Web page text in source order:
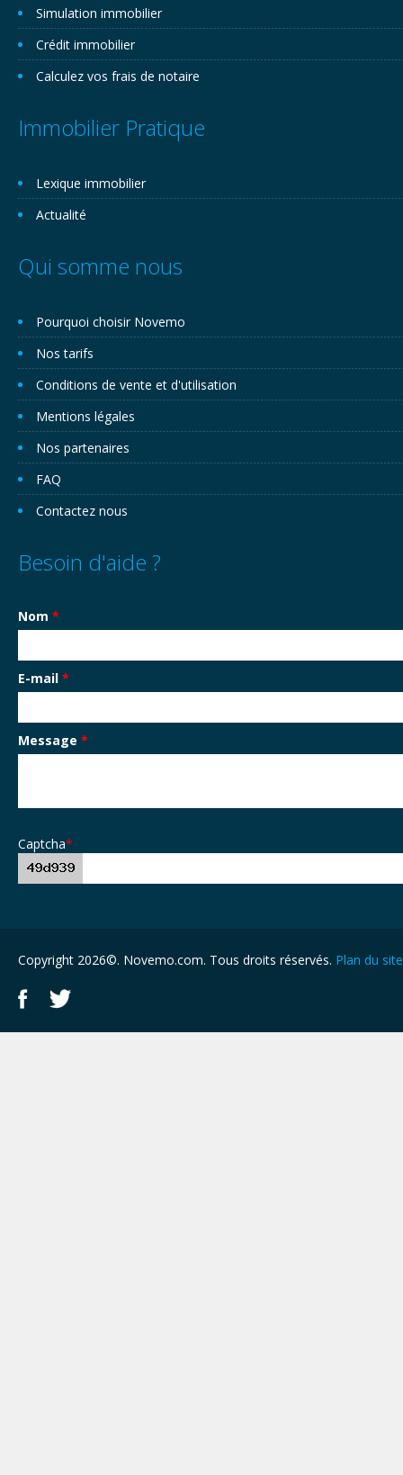
Simulation immobilier
Crédit immobilier
Calculez vos frais de notaire
Immobilier Pratique
Lexique immobilier
Actualité
Qui somme nous
Pourquoi choisir Novemo
Nos tarifs
Conditions de vente et d'utilisation
Mentions légales
Nos partenaires
FAQ
Contactez nous
Besoin d'aide ?
Nom *
E-mail *
Message *
Captcha*
Copyright 2026©. Novemo.com. Tous droits réservés. Plan du site